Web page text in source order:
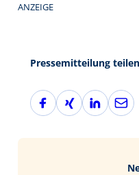
ANZEIGE
Pressemitteilung teilen
F
a
X
i
L
i
E
-